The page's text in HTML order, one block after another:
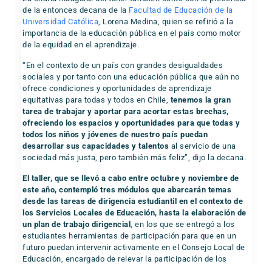
de la entonces decana de la Facultad de Educación de la
Universidad Católica , Lorena Medina, quien se refirió a la
importancia de la educación pública en el país como motor
de la equidad en el aprendizaje.
“En el contexto de un país con grandes desigualdades
sociales y por tanto con una educación pública que aún no
ofrece condiciones y oportunidades de aprendizaje
equitativas para todas y todos en Chile, tenemos la gran
tarea de trabajar y aportar para acortar estas brechas,
ofreciendo los espacios y oportunidades para que todas y
todos los niños y jóvenes de nuestro país puedan
desarrollar sus capacidades y talentos al servicio de una
sociedad más justa, pero también más feliz”, dijo la decana.
El taller, que se llevó a cabo entre octubre y noviembre de
este año, contempló tres módulos que abarcarán temas
desde las tareas de dirigencia estudiantil en el contexto de
los Servicios Locales de Educación, hasta la elaboración de
un plan de trabajo dirigencial , en los que se entregó a los
estudiantes herramientas de participación para que en un
futuro puedan intervenir activamente en el Consejo Local de
Educación, encargado de relevar la participación de los